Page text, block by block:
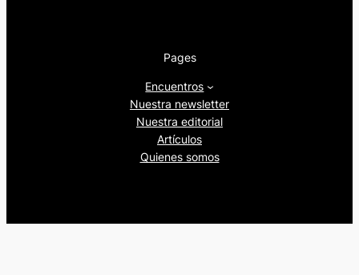
Pages
Encuentros
Nuestra newsletter
Nuestra editorial
Artículos
Quienes somos